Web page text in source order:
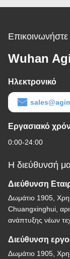
Επικοινωνήστε
Wuhan
Ηλεκτρονικό
Εργασιακό
0:00-24:00
Η διεύθυνσή
Διεύθυνση
Δωμάτιο 1905,
Chuangxinghui,
ανάπτυξης νέων
Διεύθυνση
Δωμάτιο 1905,